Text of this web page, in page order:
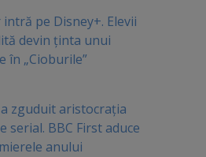
pe Disney+. Elevii
devin ținta unui
în „Cioburile”
zguduit aristocrația
serial. BBC First aduce
anului